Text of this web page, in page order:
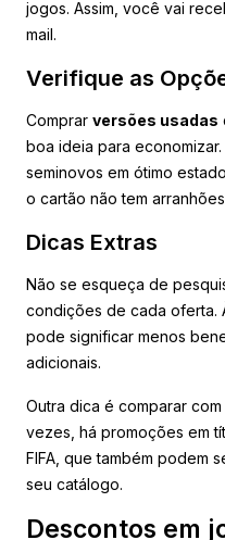
jogos. Assim, você vai
mail.
Verifique as
Comprar versões usadas
boa ideia para
seminovos em ótimo
o cartão não tem
Dicas Extras
Não se esqueça de
condições de cada oferta.
pode significar menos
adicionais.
Outra dica é comparar
vezes, há promoções em
FIFA, que também podem
seu catálogo.
Descontos em